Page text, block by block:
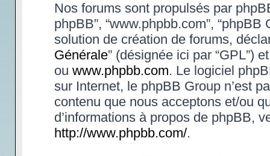
Nos forums sont propulsés par
phpBB”, “www.phpbb.com”,
solution de création de forums,
Générale” (désignée ici par “GPL”)
ou www.phpbb.com. Le logiciel
sur Internet, le phpBB Group n’est
contenu que nous acceptons et/ou
d’informations à propos de phpBB,
http://www.phpbb.com/.